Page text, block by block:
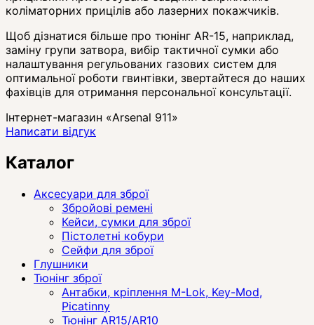
коліматорних прицілів або лазерних покажчиків.
Щоб дізнатися більше про тюнінг AR-15, наприклад,
заміну групи затвора, вибір тактичної сумки або
налаштування регульованих газових систем для
оптимальної роботи гвинтівки, звертайтеся до наших
фахівців для отримання персональної консультації.
Інтернет-магазин «Arsenal 911»
Написати відгук
Каталог
Аксесуари для зброї
Збройові ремені
Кейси, сумки для зброї
Пістолетні кобури
Сейфи для зброї
Глушники
Тюнінг зброї
Антабки, кріплення M-Lok, Key-Mod,
Picatinny
Тюнінг AR15/AR10